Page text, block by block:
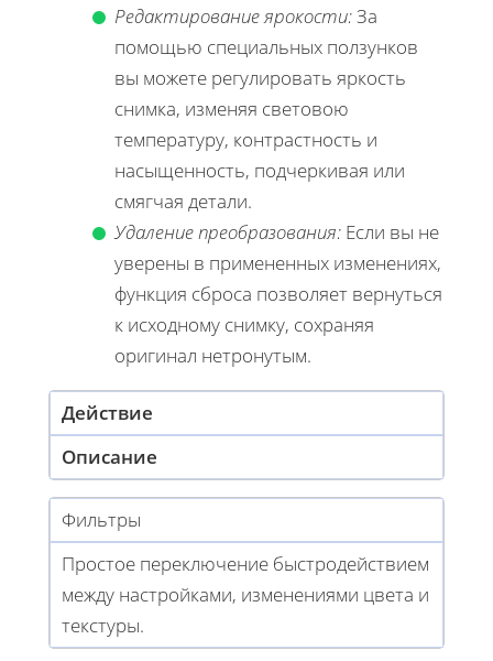
Редактирование ярокости:За
помощью специальных ползунков
вы можете регулировать яркость
снимка, изменяя световою
температуру, контрастность и
насыщенность, подчеркивая или
смягчая детали.
Удаление преобразования: Если вы не
уверены в примененных изменениях,
функция сброса позволяет вернуться
к исходному снимку, сохраняя
оригинал нетронутым.
Действие
Описание
Фильтры
Простое переключение быстродействием
между настройками, изменениями цвета и
текстуры.